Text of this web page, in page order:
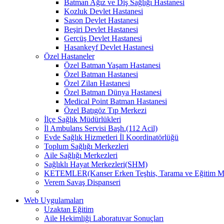
Batman Ağız ve Diş Sağlığı Hastanesi
Kozluk Devlet Hastanesi
Sason Devlet Hastanesi
Beşiri Devlet Hastanesi
Gercüş Devlet Hastanesi
Hasankeyf Devlet Hastanesi
Özel Hastaneler
Özel Batman Yaşam Hastanesi
Özel Batman Hastanesi
Özel Zilan Hastanesi
Özel Batman Dünya Hastanesi
Medical Point Batman Hastanesi
Özel Batıgöz Tıp Merkezi
İlçe Sağlık Müdürlükleri
İl Ambulans Servisi Başh.(112 Acil)
Evde Sağlık Hizmetleri İl Koordinatörlüğü
Toplum Sağlığı Merkezleri
Aile Sağlığı Merkezleri
Sağlıklı Hayat Merkezleri(SHM)
KETEMLER(Kanser Erken Teşhis, Tarama ve Eğitim
Verem Savaş Dispanseri
Web Uygulamaları
Uzaktan Eğitim
Aile Hekimliği Laboratuvar Sonuçları